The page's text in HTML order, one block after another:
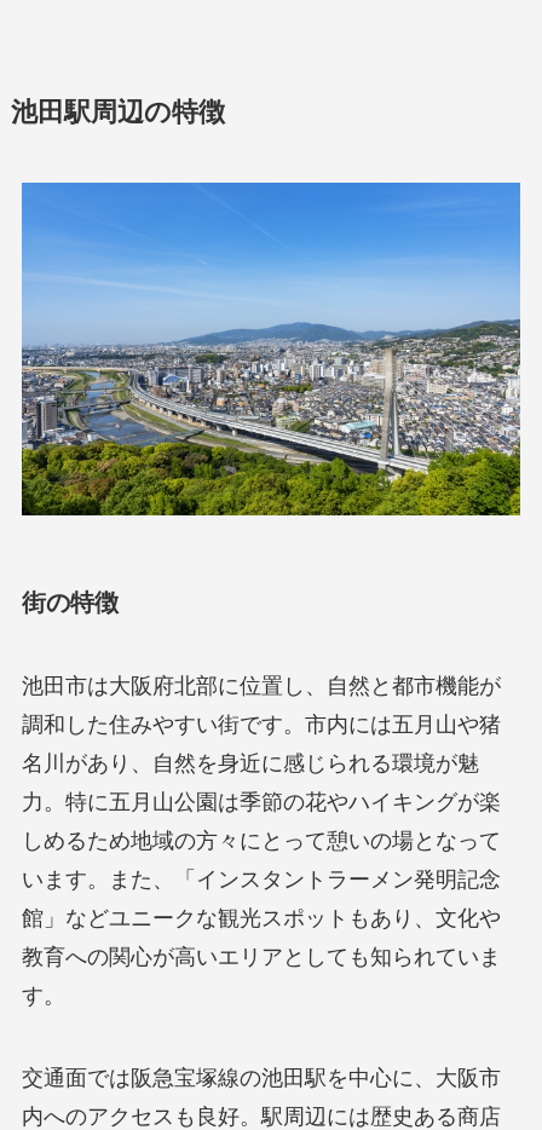
池田駅周辺の特徴
街の特徴
池田市は大阪府北部に位置し、自然と都市機能が
調和した住みやすい街です。市内には五月山や猪
名川があり、自然を身近に感じられる環境が魅
力。特に五月山公園は季節の花やハイキングが楽
しめるため地域の方々にとって憩いの場となって
います。また、「インスタントラーメン発明記念
館」などユニークな観光スポットもあり、文化や
教育への関心が高いエリアとしても知られていま
す。
交通面では阪急宝塚線の池田駅を中心に、大阪市
内へのアクセスも良好。駅周辺には歴史ある商店